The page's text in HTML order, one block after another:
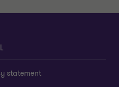
statement